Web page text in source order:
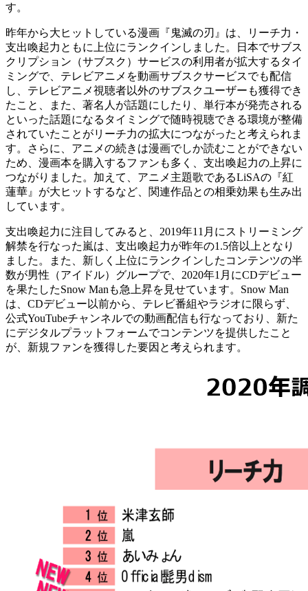
す。
昨年から大ヒットしている漫画『鬼滅の刃』は、リーチ力・
支出喚起力ともに上位にランクインしました。日本でサブス
クリプション（サブスク）サービスの利用者が拡大するタイ
ミングで、テレビアニメを動画サブスクサービスでも配信
し、テレビアニメ視聴者以外のサブスクユーザーも獲得でき
たこと、また、著名人が話題にしたり、単行本が発売される
といった話題になるタイミングで随時視聴できる環境が整備
されていたことがリーチ力の拡大につながったと考えられま
す。さらに、アニメの続きは漫画でしか読むことができない
ため、漫画本を購入するファンも多く、支出喚起力の上昇に
つながりました。加えて、アニメ主題歌であるLiSAの『紅
蓮華』が大ヒットするなど、関連作品との相乗効果も生み出
しています。
支出喚起力に注目してみると、2019年11月にストリーミング
解禁を行なった嵐は、支出喚起力が昨年の1.5倍以上となり
ました。また、新しく上位にランクインしたコンテンツの半
数が男性（アイドル）グループで、2020年1月にCDデビュー
を果たしたSnow Manも急上昇を見せています。Snow Man
は、CDデビュー以前から、テレビ番組やラジオに限らず、
公式YouTubeチャンネルでの動画配信も行なっており、新た
にデジタルプラットフォームでコンテンツを提供したこと
が、新規ファンを獲得した要因と考えられます。